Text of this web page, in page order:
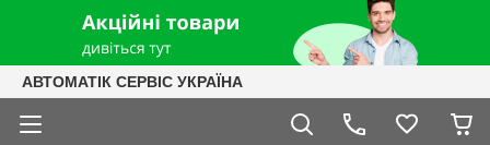
АВТОМАТІК СЕРВІС УКРАЇНА